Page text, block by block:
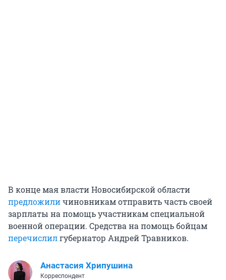
В конце мая власти Новосибирской области
предложиличиновникам отправить часть своей
зарплаты на помощь участникам специальной
военной операции. Средства на помощь бойцам
перечислилгубернатор Андрей Травников.
Анастасия Хрипушина
Корреспондент